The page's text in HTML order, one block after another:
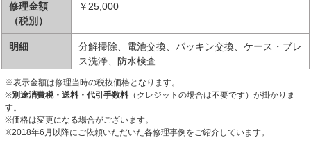
修理金額
（税別）
￥25,000
明細
分解掃除、電池交換、パッキン交換、ケース・ブレ
ス洗浄、防水検査
※表示金額は修理当時の税抜価格となります。
※別途消費税・送料・代引手数料 （クレジットの場合は不要です）が掛かりま
す。
※価格は変更になる場合がございます。
※2018年6月以降にご依頼いただいた各修理事例をご紹介しています。